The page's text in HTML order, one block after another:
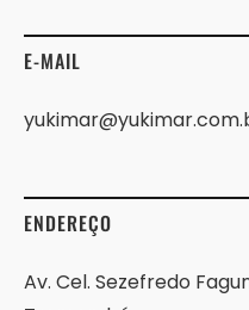
E-MAIL
ENDEREÇO
Av. Cel. Sezefredo